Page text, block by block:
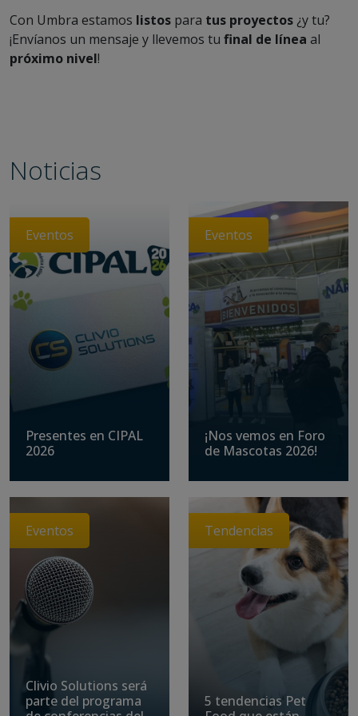
Con Umbra estamos listos para tus proyectos ¿y tu?
¡Envíanos un mensaje y llevemos tu final de línea al
próximo nivel!
Noticias
Eventos
Presentes en CIPAL
2026
Eventos
¡Nos vemos en Foro
de Mascotas 2026!
Eventos
Clivio Solutions será
parte del programa
Tendencias
5 tendencias Pet